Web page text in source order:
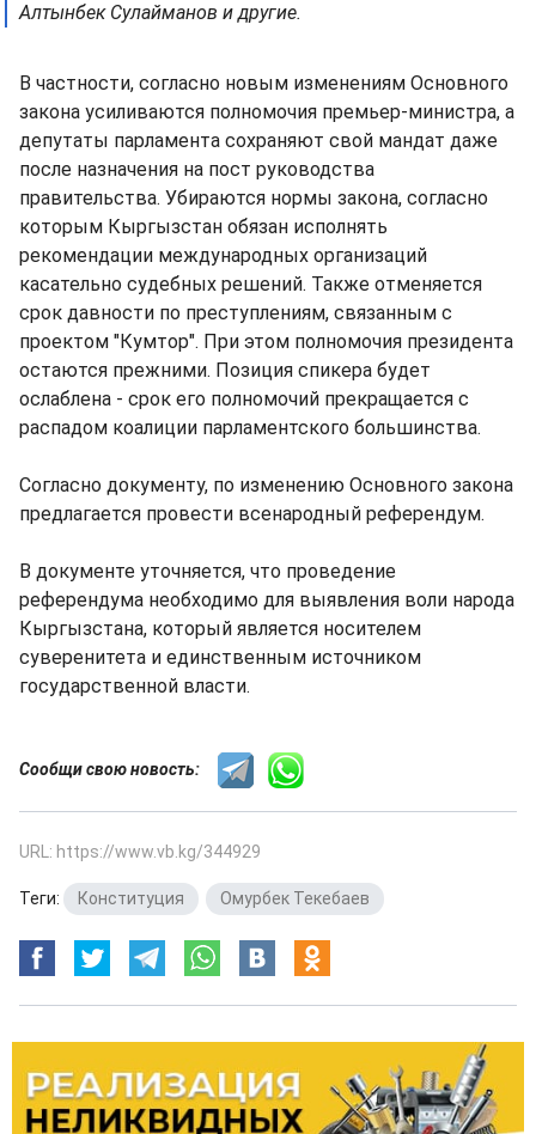
Алтынбек Сулайманов и другие.
В частности, согласно новым изменениям Основного
закона усиливаются полномочия премьер-министра, а
депутаты парламента сохраняют свой мандат даже
после назначения на пост руководства
правительства. Убираются нормы закона, согласно
которым Кыргызстан обязан исполнять
рекомендации международных организаций
касательно судебных решений. Также отменяется
срок давности по преступлениям, связанным с
проектом "Кумтор". При этом полномочия президента
остаются прежними. Позиция спикера будет
ослаблена - срок его полномочий прекращается с
распадом коалиции парламентского большинства.
Согласно документу, по изменению Основного закона
предлагается провести всенародный референдум.
В документе уточняется, что проведение
референдума необходимо для выявления воли народа
Кыргызстана, который является носителем
суверенитета и единственным источником
государственной власти.
Сообщи свою новость:
URL: https://www.vb.kg/344929
Теги: Конституция Омурбек Текебаев